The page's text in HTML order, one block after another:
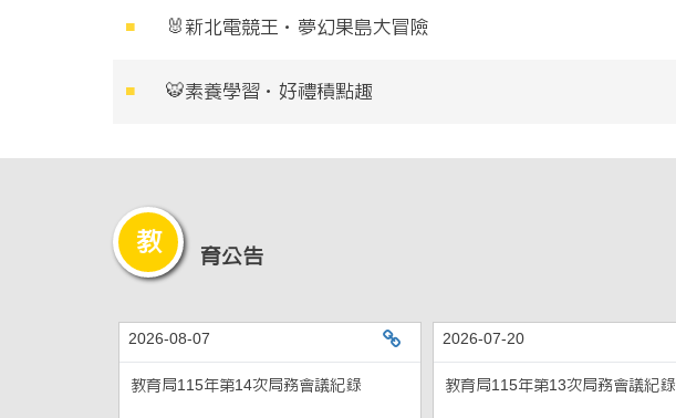
🐰 新北電競王．夢幻果島大冒險
🐯素養學習．好禮積點趣
教 育公告
2026-08-07 教育局115年第14次局務會議紀錄
教育局115年第14次局務會議紀錄
2026-07-20
教育局115年第13次局務會議紀錄